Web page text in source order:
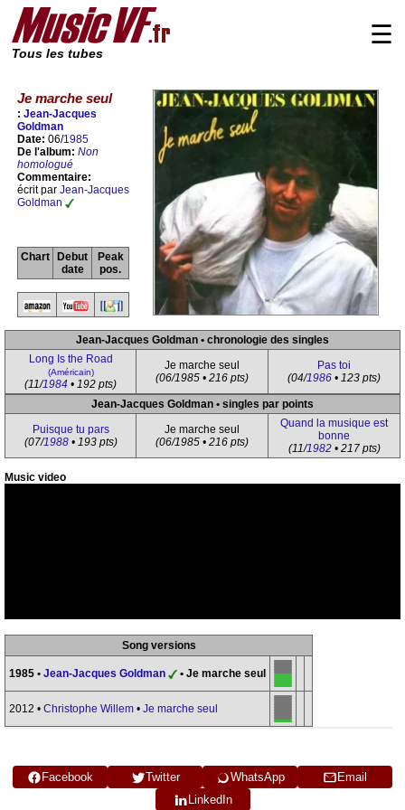
Tous les tubes
☰
Je marche seul
: Jean-Jacques
Goldman
Date: 06/1985
De l'album: Non
homologué
Commentaire:
écrit par Jean-Jacques
Goldman
Chart
Debut
date
Peak
pos.
Jean-Jacques Goldman • chronologie des singles
Long Is the Road
(Américain)
(11/1984 • 192 pts)
Je marche seul
(06/1985 • 216 pts)
Pas toi
(04/1986 • 123 pts)
Jean-Jacques Goldman • singles par points
Puisque tu pars
(07/1988• 193 pts)
Je marche seul
(06/1985 • 216 pts)
Quand la musique est
bonne
(11/1982• 217 pts)
Music video
Song versions
1985 • Jean-Jacques Goldman • Je marche seul
2012 • Christophe Willem • Je marche seul
Facebook Twitter WhatsApp
Email
LinkedIn